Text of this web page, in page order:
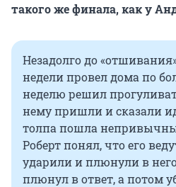
такого же финала, как у
Незадолго до
недели провел дома по
неделю решил
нему пришли и сказали
толпа пошла
Роберт понял, что его
ударили и плюнули в
плюнул в ответ, а потом